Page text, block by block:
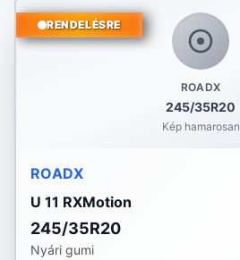
ROADX
245/35R20
Kép hamarosan
RENDELÉSRE
ROADX
U 11 RXMotion
245/35R20
Nyári gumi